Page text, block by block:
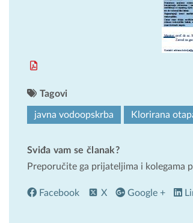
Tagovi
javna vodoopskrba Klorirana
Sviđa vam se članak?
Preporučite ga prijateljima i kolegama
Facebook X Google +